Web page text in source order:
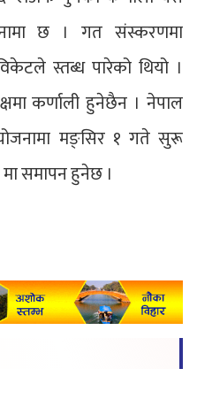
छ । गत संस्करणमा
स्तब्ध पारेको थियो ।
कर्णाली हुनेछैन । नेपाल
मङ्सिर १ गते सुरू
समापन हुनेछ ।